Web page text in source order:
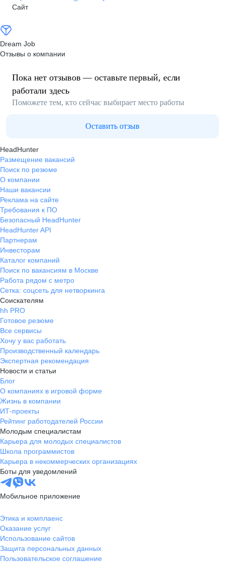
Сайт
Dream Job
Отзывы о компании
Пока нет отзывов — оставьте первый, если
работали здесь
Поможете тем, кто сейчас выбирает место работы
Оставить отзыв
HeadHunter
Размещение вакансий
Поиск по резюме
О компании
Наши вакансии
Реклама на сайте
Требования к ПО
Безопасный HeadHunter
HeadHunter API
Партнерам
Инвесторам
Каталог компаний
Поиск по вакансиям в Москве
Работа рядом с метро
Сетка: соцсеть для нетворкинга
Соискателям
hh PRO
Готовое резюме
Все сервисы
Хочу у вас работать
Производственный календарь
Экспертная рекомендация
Новости и статьи
Блог
О компаниях в игровой форме
Жизнь в компании
ИТ-проекты
Рейтинг работодателей России
Молодым специалистам
Карьера для молодых специалистов
Школа программистов
Карьера в некоммерческих организациях
Боты для уведомлений
Мобильное приложение
Этика и комплаенс
Оказание услуг
Использование сайтов
Защита персональных данных
Пользовательское соглашение